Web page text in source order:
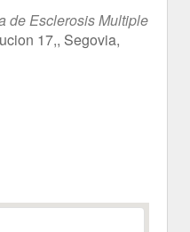
de Esclerosis Multiple
17,, Segovia,